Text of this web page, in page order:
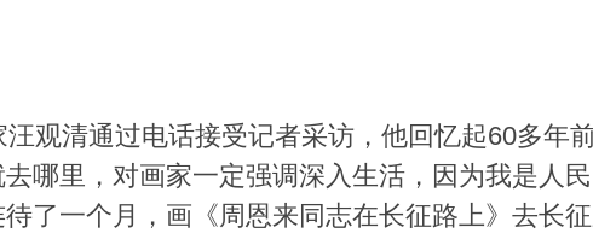
观清通过电话接受记者采访，他回忆起60多年
哪里，对画家一定强调深入生活，因为我是人
了一个月，画《周恩来同志在长征路上》去长